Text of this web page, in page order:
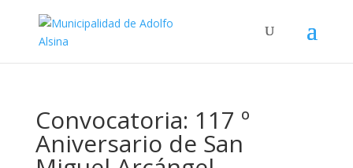
Convocatoria: 117 º
Aniversario de San